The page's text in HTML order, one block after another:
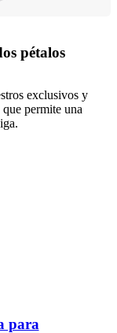
pétalos
exclusivos y
permite una
para